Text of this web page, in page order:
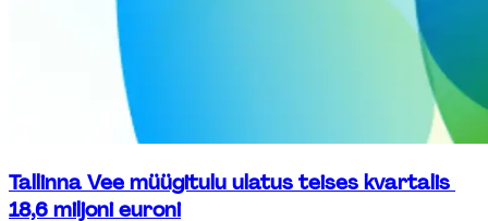
Tallinna Vee müügitulu ulatus teises kvartalis
18,6 miljoni euroni